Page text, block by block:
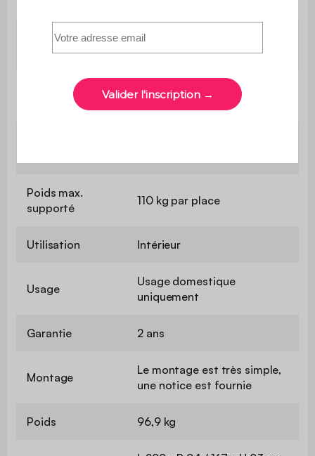
Epaisseur du
couchage
3,5 cm
Longueur du
couchage
249 cm
Poids max.
supporté
110 kg par place
Utilisation Intérieur
Usage
Usage domestique
uniquement
Garantie 2 ans
Montage
Le montage est très simple,
une notice est fournie
Poids 96,9 kg